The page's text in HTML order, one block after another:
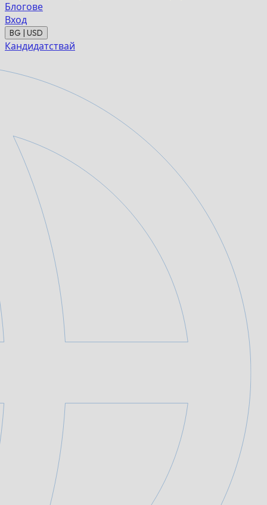
Блогове
Вход
BG | USD
Кандидатствай